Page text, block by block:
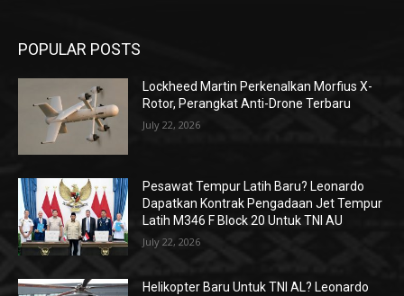
POPULAR POSTS
Lockheed Martin Perkenalkan Morfius X-
Rotor, Perangkat Anti-Drone Terbaru
July 22, 2026
Pesawat Tempur Latih Baru? Leonardo
Dapatkan Kontrak Pengadaan Jet Tempur
Latih M346 F Block 20 Untuk TNI AU
July 22, 2026
Helikopter Baru Untuk TNI AL? Leonardo